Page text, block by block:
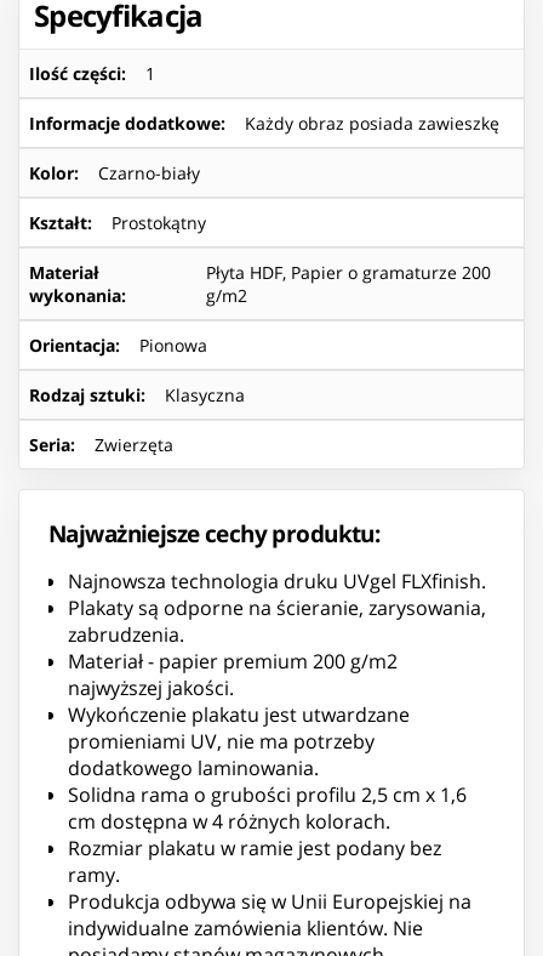
Specyfikacja
Ilość części: 1
Informacje dodatkowe: Każdy obraz posiada zawieszkę
Kolor: Czarno-biały
Kształt: Prostokątny
Materiał
wykonania:
Płyta HDF, Papier o gramaturze 200
g/m2
Orientacja: Pionowa
Rodzaj sztuki: Klasyczna
Seria: Zwierzęta
Najważniejsze cechy produktu:
Najnowsza technologia druku UVgel FLXfinish.
Plakaty są odporne na ścieranie, zarysowania,
zabrudzenia.
Materiał - papier premium 200 g/m2
najwyższej jakości.
Wykończenie plakatu jest utwardzane
promieniami UV, nie ma potrzeby
dodatkowego laminowania.
Solidna rama o grubości profilu 2,5 cm x 1,6
cm dostępna w 4 różnych kolorach.
Rozmiar plakatu w ramie jest podany bez
ramy.
Produkcja odbywa się w Unii Europejskiej na
indywidualne zamówienia klientów. Nie